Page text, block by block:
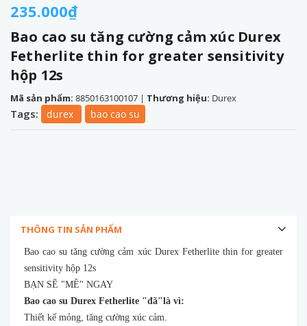
235.000₫
Bao cao su tăng cường cảm xúc Durex
Fetherlite thin for greater sensitivity
hộp 12s
Mã sản phẩm: 8850163100107 | Thương hiệu: Durex
Tags: durex bao cao su
THÔNG TIN SẢN PHẨM
Bao cao su tăng cường cảm xúc Durex Fetherlite thin for greater
sensitivity hộp 12s
BẠN SẼ "MÊ" NGAY
Bao cao su Durex Fetherlite "đã"là vì:
Thiết kế mỏng, tăng cường xúc cảm.